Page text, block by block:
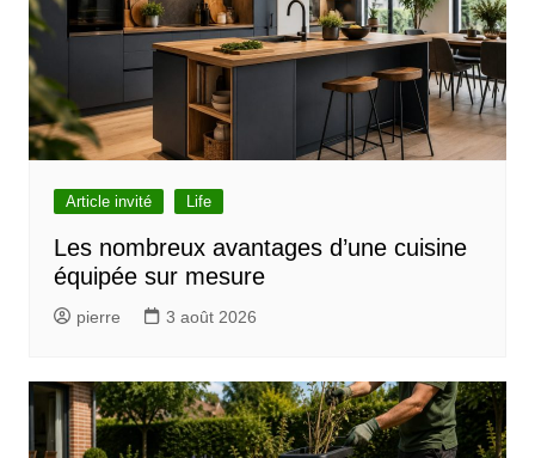
i
o
n
d
e
i
Article invité Life
Les nombreux avantages d’une cuisine
équipée sur mesure
pierre 3 août 2026